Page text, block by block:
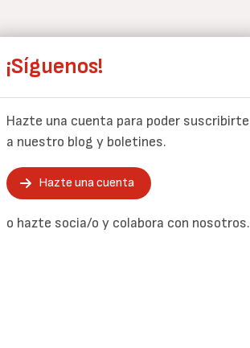
¡Síguenos!
Hazte una cuenta para poder suscribirte
a nuestro blog y boletines.
Hazte una cuenta
o hazte socia/o y colabora con nosotros.